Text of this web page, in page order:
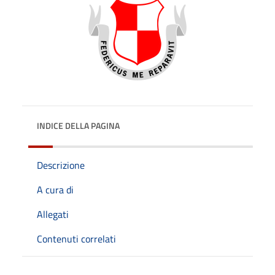
INDICE DELLA PAGINA
Descrizione
A cura di
Allegati
Contenuti correlati